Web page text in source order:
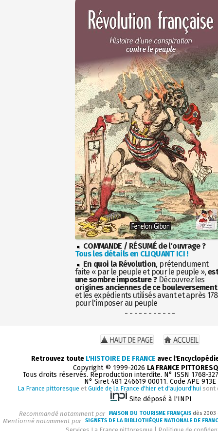
COMMANDE / RÉSUMÉ de l'ouvrage ?
Tous les détails en CLIQUANT ICI !
En quoi la Révolution, prétendument
faite « par le peuple et pour le peuple »,
une sombre imposture ?Découvrez les
origines anciennes de ce bouleversement
et les expédients utilisés avant et après
pour l'imposer au peuple
- - - - - - - - - - -
Retrouvez toute L'HISTOIRE DE FRANCE avec
Copyright © 1999-2026 LA FRANCE
Tous droits réservés. Reproduction interdite. N° ISSN 1768-
N° Siret 481 246619 00011. Code APE 913E
La France pittoresque et Guide de la France d'hier et d'aujourd'hui sont
Site déposé à l'INPI
Recommandé notamment par MAISON DU TOURISME FRANÇAIS dès
Mentionné notamment par SIGNETS DE LA BIBLIOTHÈQUE NATIONALE DE